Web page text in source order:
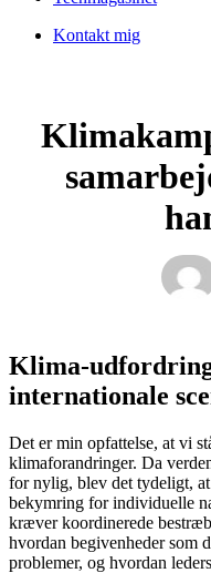
Kontakt mig
Klima-
internationale
Det er min opfattelse, at vi
klimaforandringer. Da
for nylig, blev det tydeligt,
bekymring for individuelle
kræver koordinerede
hvordan begivenheder som
problemer, og hvordan